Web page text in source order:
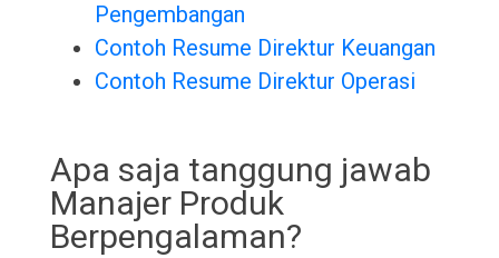
Pengembangan
Contoh Resume Direktur Keuangan
Contoh Resume Direktur Operasi
Apa saja tanggung jawab
Manajer Produk
Berpengalaman?